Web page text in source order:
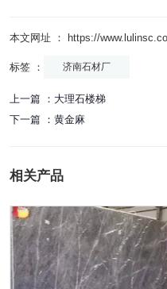
本文网址 ： https://
标签 ： 济南石材厂
上一篇 ： 大理石楼梯
下一篇 ： 黄金麻
相关产品